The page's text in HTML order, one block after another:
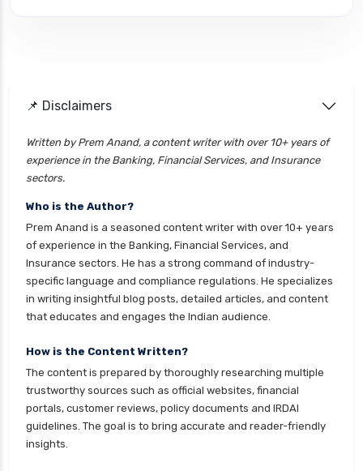
health insurance
insurance
cignattk health insurance vs liberty general
cignattk health insurance vs magma hdi health
insurance
cignattk health insurance vs new india
assurance health insurance
cignattk health insurance vs niva bupa health
cignattk health insurance vs oriental health
insurance
cignattk health insurance vs reliance health
insurance
cignattk health insurance vs royal sundaram
📌 Disclaimers
Written by Prem Anand, a content writer with over 10+ years of
experience in the Banking, Financial Services, and Insurance
sectors.
Who is the Author?
Prem Anand is a seasoned content writer with over 10+ years
of experience in the Banking, Financial Services, and
Insurance sectors. He has a strong command of industry-
specific language and compliance regulations. He specializes
in writing insightful blog posts, detailed articles, and content
that educates and engages the Indian audience.
How is the Content Written?
The content is prepared by thoroughly researching multiple
trustworthy sources such as official websites, financial
portals, customer reviews, policy documents and IRDAI
guidelines. The goal is to bring accurate and reader-friendly
insights.